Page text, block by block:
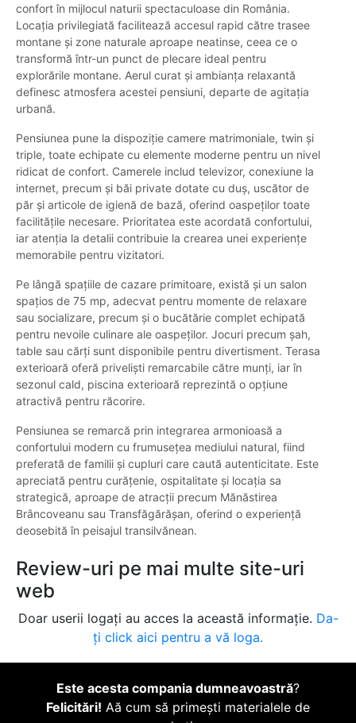
confort în mijlocul naturii spectaculoase din România.
Locația privilegiată facilitează accesul rapid către trasee
montane și zone naturale aproape neatinse, ceea ce o
transformă într-un punct de plecare ideal pentru
explorările montane. Aerul curat și ambianța relaxantă
definesc atmosfera acestei pensiuni, departe de agitația
urbană.
Pensiunea pune la dispoziție camere matrimoniale, twin și
triple, toate echipate cu elemente moderne pentru un nivel
ridicat de confort. Camerele includ televizor, conexiune la
internet, precum și băi private dotate cu duș, uscător de
păr și articole de igienă de bază, oferind oaspeților toate
facilitățile necesare. Prioritatea este acordată confortului,
iar atenția la detalii contribuie la crearea unei experiențe
memorabile pentru vizitatori.
Pe lângă spațiile de cazare primitoare, există și un salon
spațios de 75 mp, adecvat pentru momente de relaxare
sau socializare, precum și o bucătărie complet echipată
pentru nevoile culinare ale oaspeților. Jocuri precum șah,
table sau cărți sunt disponibile pentru divertisment. Terasa
exterioară oferă priveliști remarcabile către munți, iar în
sezonul cald, piscina exterioară reprezintă o opțiune
atractivă pentru răcorire.
Pensiunea se remarcă prin integrarea armonioasă a
confortului modern cu frumusețea mediului natural, fiind
preferată de familii și cupluri care caută autenticitate. Este
apreciată pentru curățenie, ospitalitate și locația sa
strategică, aproape de atracții precum Mănăstirea
Brâncoveanu sau Transfăgărășan, oferind o experiență
deosebită în peisajul transilvănean.
Review-uri pe mai multe site-uri
web
Doar userii logați au acces la această informație. Da-
ți click aici pentru a vă loga.
Este acesta compania dumneavoastră?
Felicitări! Aă cum să primești materialele de